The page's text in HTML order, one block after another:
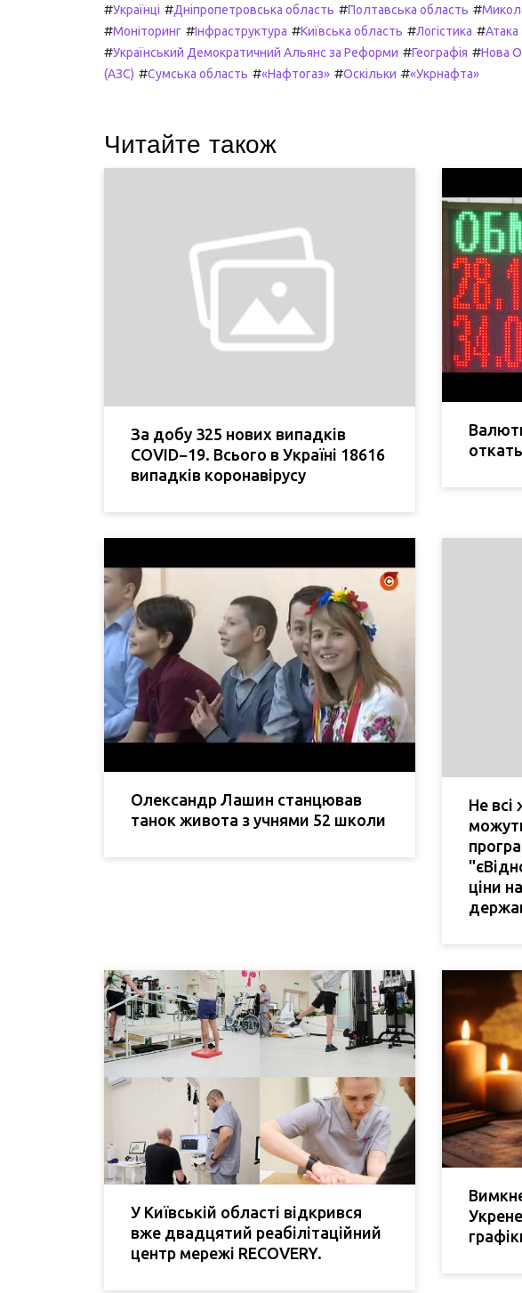
#Українці #Дніпропетровська область #Полтавська область #
#Моніторинг #Інфраструктура #Київська область #Логістика #Атака
#Український Демократичний Альянс за Реформи #Географія #Нова
(АЗС) #Сумська область #«Нафтогаз» #Оскільки #«Укрнафта»
Читайте також
За добу 325 нових випадків
COVID−19. Всього в Україні 18616
випадків коронавірусу
Олександр Лашин станцював
танок живота з учнями 52 школи
Не всі
ціни
У Київській області відкрився
вже двадцятий реабілітаційний
центр мережі RECOVERY.